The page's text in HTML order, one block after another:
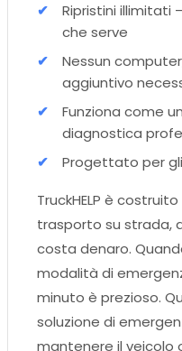
Ripristini illimitati
che serve
Nessun
aggiuntivo
Funziona come
diagnostica
Progettato per
TruckHELP è
trasporto su strada,
costa denaro.
modalità di
minuto è prezioso.
soluzione di
mantenere il veicolo